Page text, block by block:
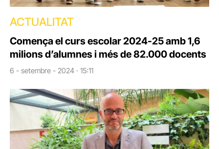
ACTUALITAT
Comença el curs escolar 2024-25 amb 1,6
milions d’alumnes i més de 82.000 docents
6 - setembre - 2024 · 15:11